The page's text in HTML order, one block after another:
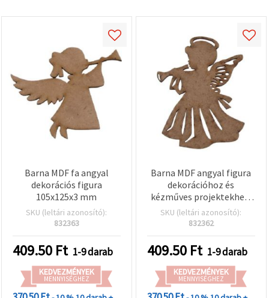
Barna MDF fa angyal
dekorációs figura
105x125x3 mm
SKU (leltári azonosító):
832363
409.50 Ft 1-9 darab
KEDVEZMÉNYEK
MENNYISÉGHEZ
Barna MDF angyal figura
dekorációhoz és
kézműves projektekhez,
100x75x3 mm
SKU (leltári azonosító):
832362
409.50 Ft 1-9 darab
KEDVEZMÉNYEK
MENNYISÉGHEZ